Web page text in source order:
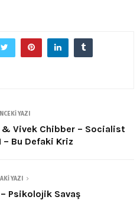
YAZI
Vivek Chibber – Socialist
– Bu Defaki Kriz
YAZI
Psikolojik Savaş